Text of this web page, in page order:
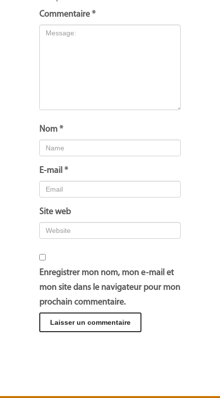
Commentaire *
Nom *
E-mail *
Site web
Enregistrer mon nom, mon e-mail et
mon site dans le navigateur pour mon
prochain commentaire.